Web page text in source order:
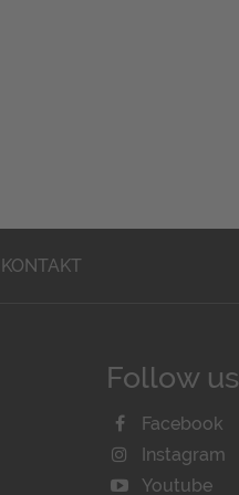
KONTAKT
Follow us
Facebook
Instagram
Youtube